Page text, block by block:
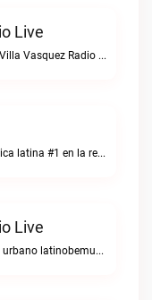
Live
Radio Con Sabor a PuebloVilla Vasquez Radio live
Somos la estacion de musica latina #1 en la red.Licky Radio live
Live
La mas prendia del genero urbano latinobemusicurbanradio live